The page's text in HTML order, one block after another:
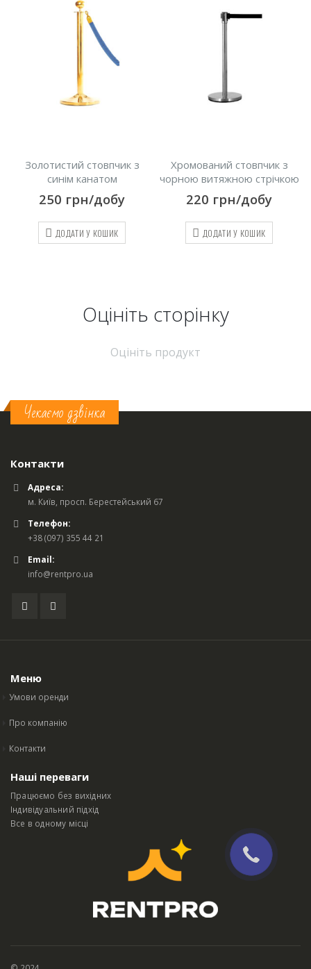
з
Хромований стовпчик з
чорною витяжною стрічкою
220грн/добу
ДОДАТИ У КОШИК
Хромований
чорним канатом
200грн/добу
ДОДАТИ У КОШИК
Оцініть cторінку
Оцініть продукт
Чекаємо дзвінка
Контакти
Адреса:
м. Київ, просп. Берестейський 67
Телефон:
+38 (097) 355 44 21
Email:
info@rentpro.ua
Меню
Умови оренди
Про компанію
Контакти
Наші переваги
Працюємо без вихідних
Індивідуальний підхід
Все в одному місці